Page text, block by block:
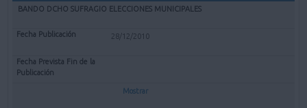
BANDO DCHO SUFRAGIO ELECCIONES MUNICIPALES
28/12/2010
Mostrar